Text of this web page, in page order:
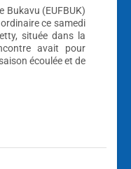
Bukavu (EUFBUK)
ce samedi
située dans la
avait pour
écoulée et de